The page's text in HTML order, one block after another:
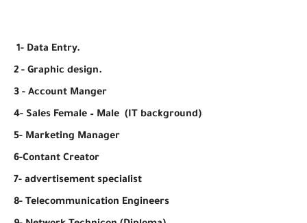
1- Data Entry.
2 - Graphic design.
3 - Account Manger
4- Sales Female – Male (IT background)
5- Marketing Manager
6-Contant Creator
7- advertisement specialist
8- Telecommunication Engineers